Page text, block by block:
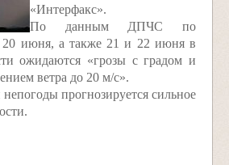
«Интерфакс».
По данным ДПЧС по
20 июня, а также 21 и 22 июня в
ожидаются «грозы с градом и
ветра до 20 м/с».
прогнозируется сильное